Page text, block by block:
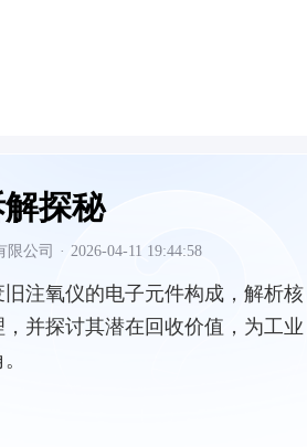
探秘
限公司 · 2026-04-11 19:44:58
注氧仪的电子元件构成，解析核
并探讨其潜在回收价值，为工业